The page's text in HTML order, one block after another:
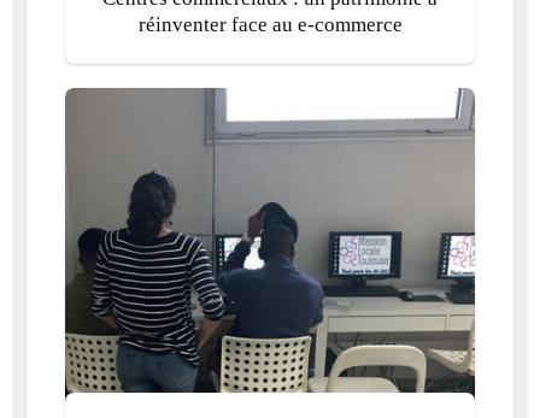
réinventer face au e-commerce